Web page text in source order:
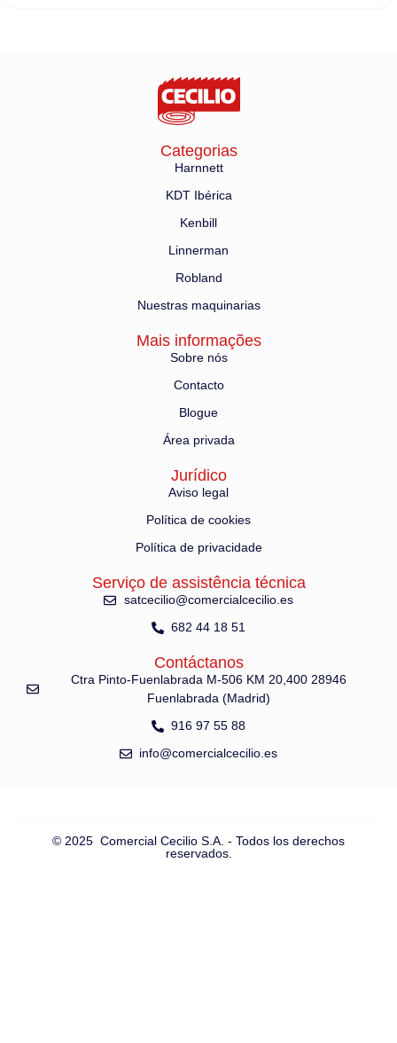
Categorias
Harnnett
KDT Ibérica
Kenbill
Linnerman
Robland
Nuestras maquinarias
Mais informações
Sobre nós
Contacto
Blogue
Área privada
Jurídico
Aviso legal
Política de cookies
Política de privacidade
Serviço de assistência técnica
satcecilio@comercialcecilio.es
682 44 18 51
Contáctanos
Ctra Pinto-Fuenlabrada M-506 KM 20,400 28946
Fuenlabrada (Madrid)
916 97 55 88
info@comercialcecilio.es
© 2025 Comercial Cecilio S.A. - Todos los derechos
reservados.